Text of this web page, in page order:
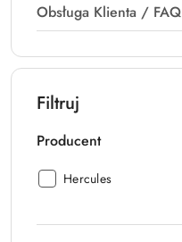
Obsługa Klienta / FAQ
Filtruj
Producent
Producent:
Hercules